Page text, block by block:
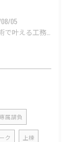
05
専属請負
ク 上棟